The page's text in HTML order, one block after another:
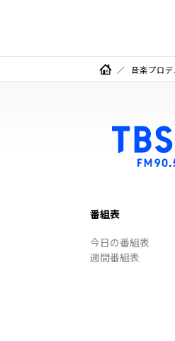
音楽プロ
番組表
今日の番組表
週間番組表